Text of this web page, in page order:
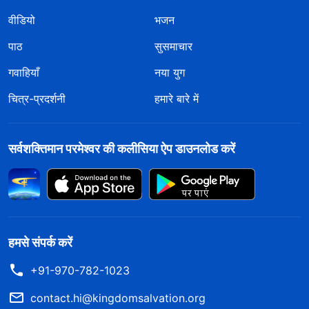
वीडियो
भजन
पाठ
सुसमाचार
गवाहियाँ
नया युग
चित्र-प्रदर्शनी
हमारे बारे में
सर्वशक्तिमान परमेश्वर की कलीसिया ऐप डाउनलोड करें
हमसे संपर्क करें
+91-970-782-1023
contact.hi@kingdomsalvation.org